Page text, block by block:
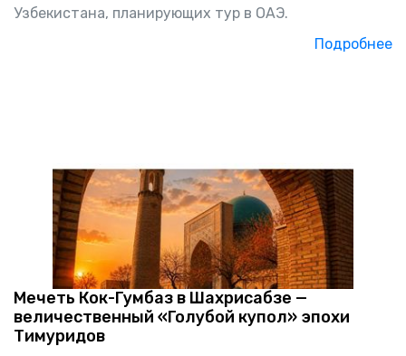
Узбекистана, планирующих тур в ОАЭ.
Подробнее
Мечеть Кок-Гумбаз в Шахрисабзе —
величественный «Голубой купол» эпохи
Тимуридов